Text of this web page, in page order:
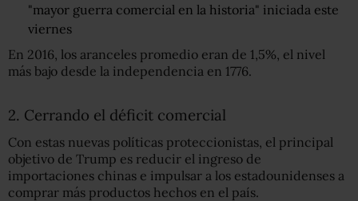
"mayor guerra comercial en la historia" iniciada este
viernes
En 2016, los aranceles promedio eran de 1,5%, el nivel
más bajo desde la independencia en 1776.
2. Cerrando el déficit comercial
Con estas nuevas políticas proteccionistas, el principal
objetivo de Trump es reducir el ingreso de
importaciones chinas e impulsar a los estadounidenses a
comprar más productos hechos en el país.